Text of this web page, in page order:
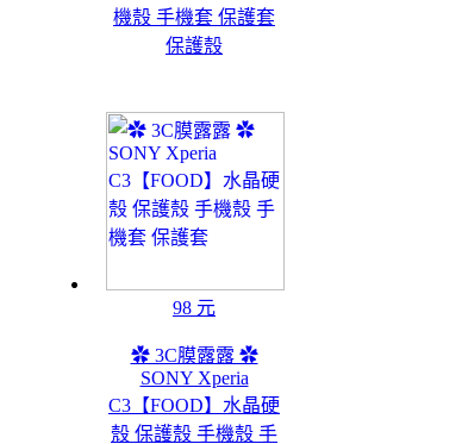
機殼 手機套 保護套
保護殼
98 元
✿ 3C膜露露 ✿
SONY Xperia
C3【FOOD】水晶硬
殼 保護殼 手機殼 手